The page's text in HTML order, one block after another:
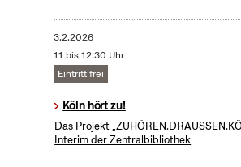
3.2.2026
11 bis 12:30 Uhr
Eintritt frei
Köln hört zu!
Das Projekt
Interim der Zentralbibliothek